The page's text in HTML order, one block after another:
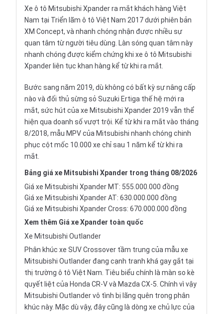
Xe ô tô Mitsubishi Xpander ra mắt khách hàng Việt
Nam tại Triển lãm ô tô Việt Nam 2017 dưới phiên bản
XM Concept, và nhanh chóng nhận được nhiều sự
quan tâm từ người tiêu dùng. Làn sóng quan tâm này
nhanh chóng được kiểm chứng khi xe ô tô Mitsubishi
Xpander liên tục khan hàng kể từ khi ra mắt.
Bước sang năm 2019, dù không có bất kỳ sự nâng cấp
nào và đối thủ sừng sỏ Suzuki Ertiga thế hệ mới ra
mắt, sức hút của xe Mitsubishi Xpander 2019 vẫn thể
hiện qua doanh số vượt trội. Kể từ khi ra mắt vào tháng
8/2018, mẫu MPVcủa Mitsubishi nhanh chóng chinh
phục cột mốc 10.000 xe chỉ sau 1 năm kể từ khi ra
mắt.
Bảng giá xe Mitsubishi Xpander trong tháng 08/2026
Giá xe Mitsubishi Xpander MT: 555.000.000 đồng
Giá xe Mitsubishi Xpander AT: 630.000.000 đồng
Giá xe Mitsubishi Xpander Cross: 670.000.000 đồng
Xem thêm Giá xe Xpander toàn quốc
Xe Mitsubishi Outlander
Phân khúc xe SUV Crossover tầm trung của mẫu xe
Mitsubishi Outlander đang cạnh tranh khá gay gắt tại
thị trường ô tô Việt Nam. Tiêu biểu chính là màn so kè
quyết liệt của Honda CR-Vvà Mazda CX-5. Chính vì vậy
Mitsubishi Outlander vô tình bị lãng quên trong phân
khúc này. Mặc dù vậy, đây cũng là dòng xe chủ lực của